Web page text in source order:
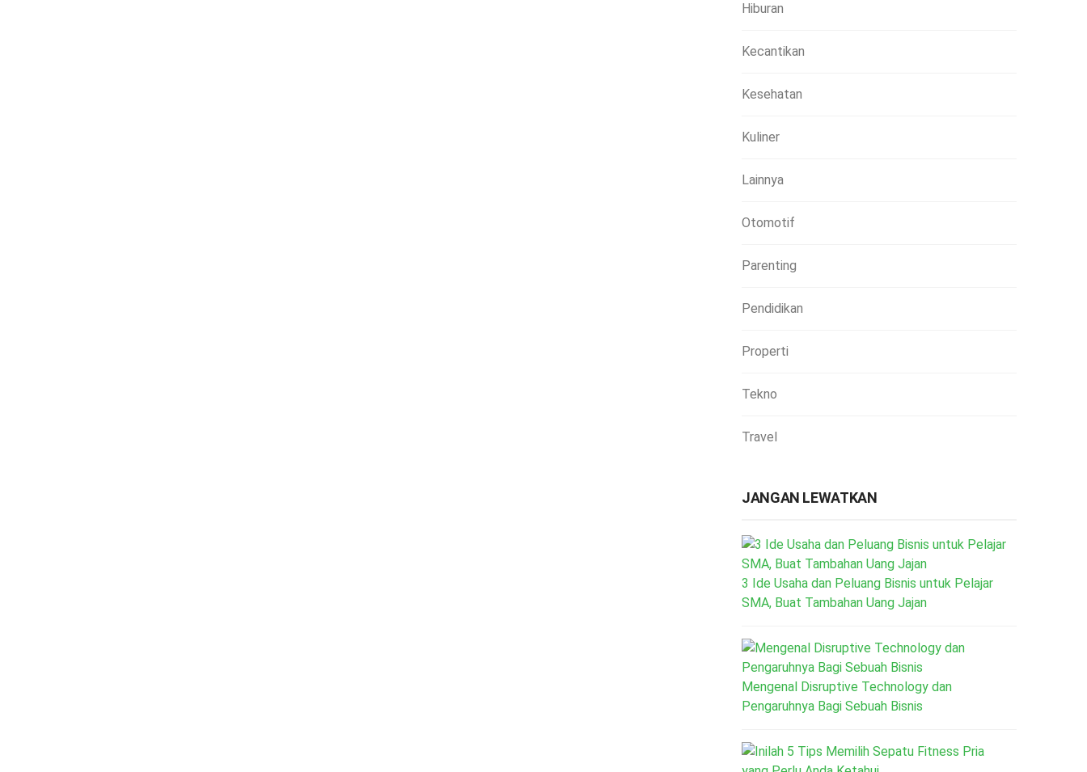
Hiburan
Kecantikan
Kesehatan
Kuliner
Lainnya
Otomotif
Parenting
Pendidikan
Properti
Tekno
Travel
JANGAN LEWATKAN
3 Ide Usaha dan Peluang Bisnis untuk Pelajar
SMA, Buat Tambahan Uang Jajan
Mengenal Disruptive Technology dan
Pengaruhnya Bagi Sebuah Bisnis